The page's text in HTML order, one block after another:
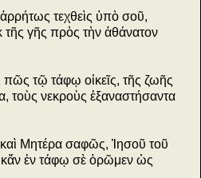
τεχθεὶς ὑπὸ σοῦ,
γῆς πρὸς τὴν ἀθάνατον
τῷ τάφῳ οἰκεῖς, τῆς ζωῆς
τοὺς νεκροὺς ἐξαναστήσαντα
Μητέρα σαφῶς, Ἰησοῦ τοῦ
ἐν τάφῳ σὲ ὁρῶμεν ὡς